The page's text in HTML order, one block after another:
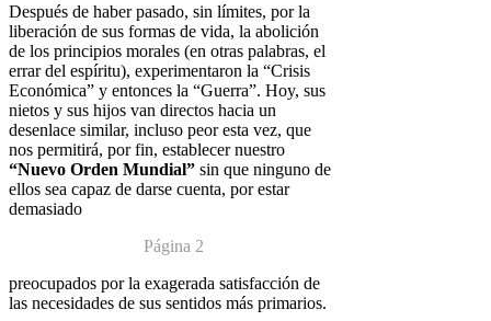
Después de haber pasado, sin límites, por la
liberación de sus formas de vida, la abolición
de los principios morales (en otras palabras, el
errar del espíritu), experimentaron la “Crisis
Económica” y entonces la “Guerra”. Hoy, sus
nietos y sus hijos van directos hacia un
desenlace similar, incluso peor esta vez, que
nos permitirá, por fin, establecer nuestro
“Nuevo Orden Mundial” sin que ninguno de
ellos sea capaz de darse cuenta, por estar
demasiado
Página 2
preocupados por la exagerada satisfacción de
las necesidades de sus sentidos más primarios.